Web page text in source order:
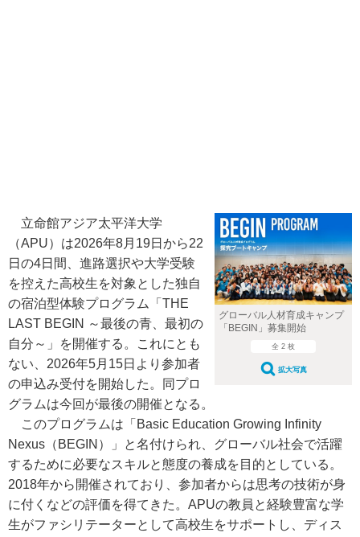
グローバル人材育成キャンプ
「BEGIN」募集開始
全 2 枚
拡大写真
立命館アジア太平洋大学
（APU）は2026年8月19日から22
日の4日間、進路選択や大学受験
を控えた高校生を対象とした独自
の宿泊型体験プログラム「THE
LAST BEGIN ～最後の青、最初の
自分～」を開催する。これにとも
ない、2026年5月15日より参加者
の申込み受付を開始した。同プロ
グラムは今回が最後の開催となる。
このプログラムは「Basic Education Growing Infinity
Nexus（BEGIN）」と名付けられ、グローバル社会で活躍
するために必要なスキルと態度の養成を目的としている。
2018年から開催されており、参加者からは思考の技術が身
に付くなどの評価を得てきた。APUの教員と経験豊富な学
生がファシリテーターとして高校生をサポートし、ディス